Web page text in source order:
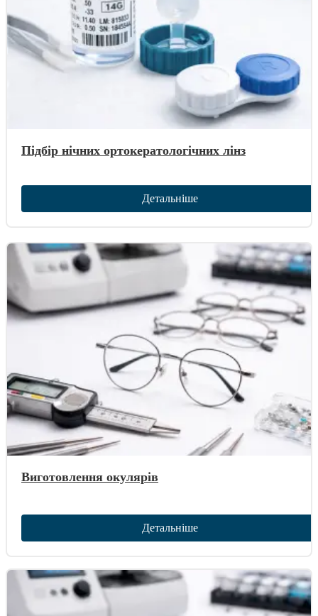
Підбір нічних ортокератологічних лінз
Детальніше
Виготовлення окулярів
Детальніше